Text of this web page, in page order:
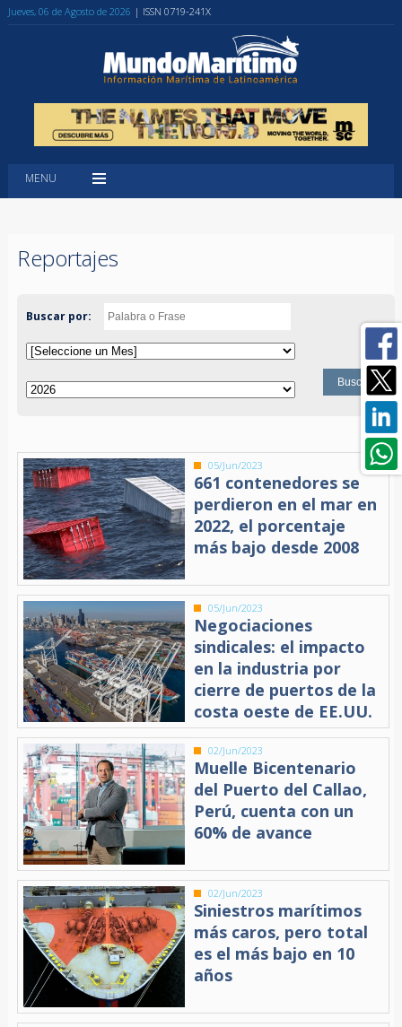
Jueves, 06 de Agosto de 2026 | ISSN 0719-241X
MENU
Reportajes
Buscar por:
05/Jun/2023
661 contenedores se
perdieron en el mar en
2022, el porcentaje
más bajo desde 2008
05/Jun/2023
Negociaciones
sindicales: el impacto
en la industria por
cierre de puertos de la
costa oeste de EE.UU.
02/Jun/2023
Muelle Bicentenario
del Puerto del Callao,
Perú, cuenta con un
60% de avance
02/Jun/2023
Siniestros marítimos
más caros, pero total
es el más bajo en 10
años